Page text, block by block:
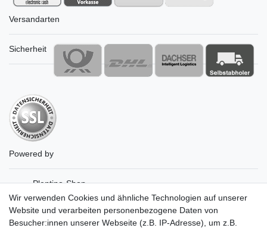
Versandarten
Sicherheit
Powered by
Plentino-Shop
gAGaLamp
Drohnenstore24
MeinUSB
Wir verwenden Cookies und ähnliche Technologien auf unserer
Website und verarbeiten personenbezogene Daten von
Besucher:innen unserer Webseite (z.B. IP-Adresse), um z.B.